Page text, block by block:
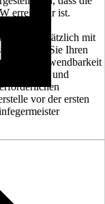
erreichbar ist.
grundsätzlich mit
Lassen Sie Ihren
auf Verwendbarkeit
und
vor der ersten